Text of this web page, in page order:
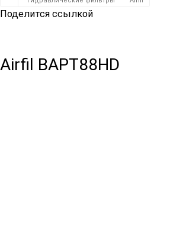
Поделится ссылкой
Airfil BAPT88HD